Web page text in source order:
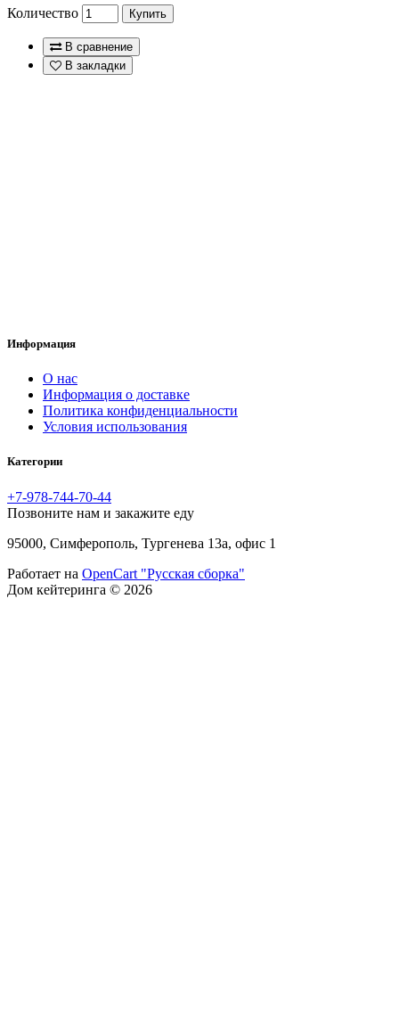
Количество Купить
В сравнение
В закладки
Информация
O нас
Информация о доставке
Политика конфиденциальности
Условия использования
Категории
+7-978-744-70-44
Позвоните нам и закажите еду
95000, Симферополь, Тургенева 13а, офис 1
Работает на OpenCart "Русская сборка"
Дом кейтеринга © 2026